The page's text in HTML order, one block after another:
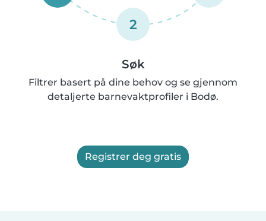
2
Søk
Filtrer basert på dine behov og se gjennom
detaljerte barnevaktprofiler i Bodø.
Registrer deg gratis